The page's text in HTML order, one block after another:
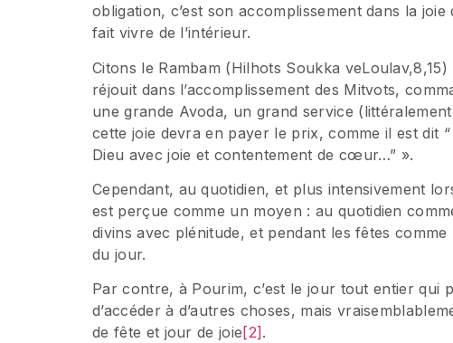
obligation, c’est son accomplissement dans la
fait vivre de l’intérieur.
Citons le Rambam (Hilhots Soukka
réjouit dans l’accomplissement des Mitvots,
une grande Avoda, un grand service
cette joie devra en payer le prix, comme il est dit
Dieu avec joie et contentement de cœur…” ».
Cependant, au quotidien, et plus intensivement
est perçue comme un moyen : au quotidien
divins avec plénitude, et pendant les fêtes
du jour.
Par contre, à Pourim, c’est le jour tout entier qui
d’accéder à d’autres choses, mais
de fête et jour de joie [2] .